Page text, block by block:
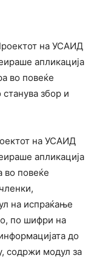
на УСАИД
апликација
во повеќе
збор и
на УСАИД
апликација
во повеќе
на испраќање
по шифри на
до
содржи модул за